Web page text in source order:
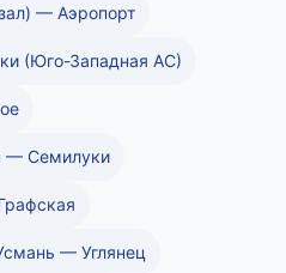
— Аэропорт
(Юго-Западная АС)
— Семилуки
— Углянец